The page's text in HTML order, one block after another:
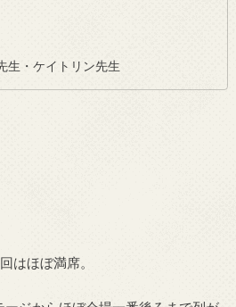
生・ケイトリン先生
はほぼ満席。